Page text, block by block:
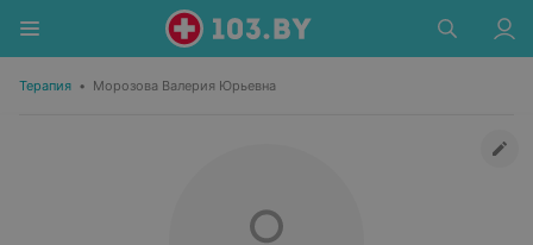
Терапия • Морозова Валерия Юрьевна